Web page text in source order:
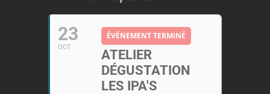
23
OCT
ÉVÉNEMENT TERMINÉ
ATELIER
DÉGUSTATION
LES IPA'S